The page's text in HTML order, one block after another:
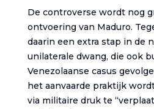
De controverse wordt nog
ontvoering van Maduro.
daarin een extra stap in de
unilaterale dwang, die ook
Venezolaanse casus
het aanvaarde praktijk
via militaire druk te